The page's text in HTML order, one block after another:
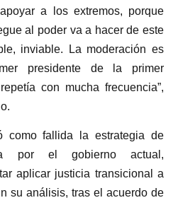
a los extremos, porque
al poder va a hacer de este
inviable. La moderación es
presidente de la primer
con mucha frecuencia”,
como fallida la estrategia de
por el gobierno actual,
aplicar justicia transicional a
su análisis, tras el acuerdo de